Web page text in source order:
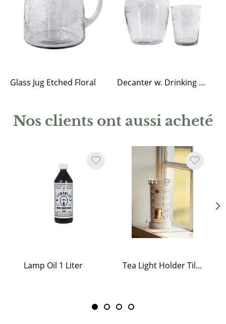
Glass Jug Etched Floral Decanter w. Drinking Glass Flower Edge
Nos clients ont aussi acheté
Lamp Oil 1 Liter Tea Light Holder Tiled Stove White